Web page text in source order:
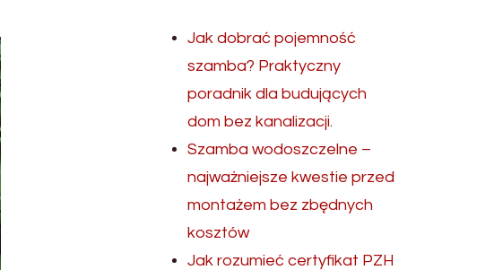
Jak dobrać pojemność
szamba? Praktyczny
poradnik dla budujących
dom bez kanalizacji.
Szamba wodoszczelne –
najważniejsze kwestie przed
montażem bez zbędnych
kosztów
Jak rozumieć certyfikat PZH